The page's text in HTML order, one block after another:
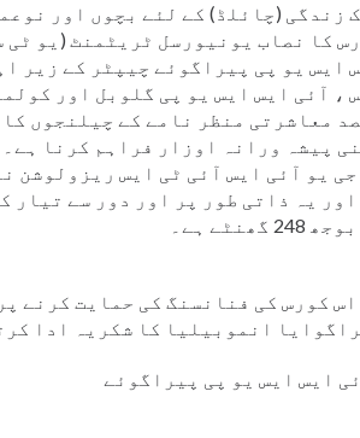
زندگی (چائلڈ) کے لئے بچوں اور
کا نصاب یونیورسل ٹریٹمنٹ (یو ٹی
ایس یو پی پیراگوئے چیپٹر کے زیر
، آئی ایس ایس یو پی گلوبل اور
معاشرتی منظر نامے کے چیلنجوں
پیشہ ورانہ اوزار فراہم کرنا
یہ ذاتی طور پر اور دور سے تیار
گھنٹے ہے۔
کورس کی فنانسنگ کی حمایت کرنے
انموبیلیا کا شکریہ ادا
ایس ایس یو پی پیراگوئے